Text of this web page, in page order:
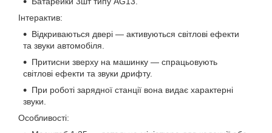
Інтерактив:
Відкриваються двері — активуються світлові ефекти
та звуки автомобіля.
Притисни зверху на машинку — спрацьовують
світлові ефекти та звуки дрифту.
При роботі зарядної станції вона видає характерні
звуки.
Особливості: